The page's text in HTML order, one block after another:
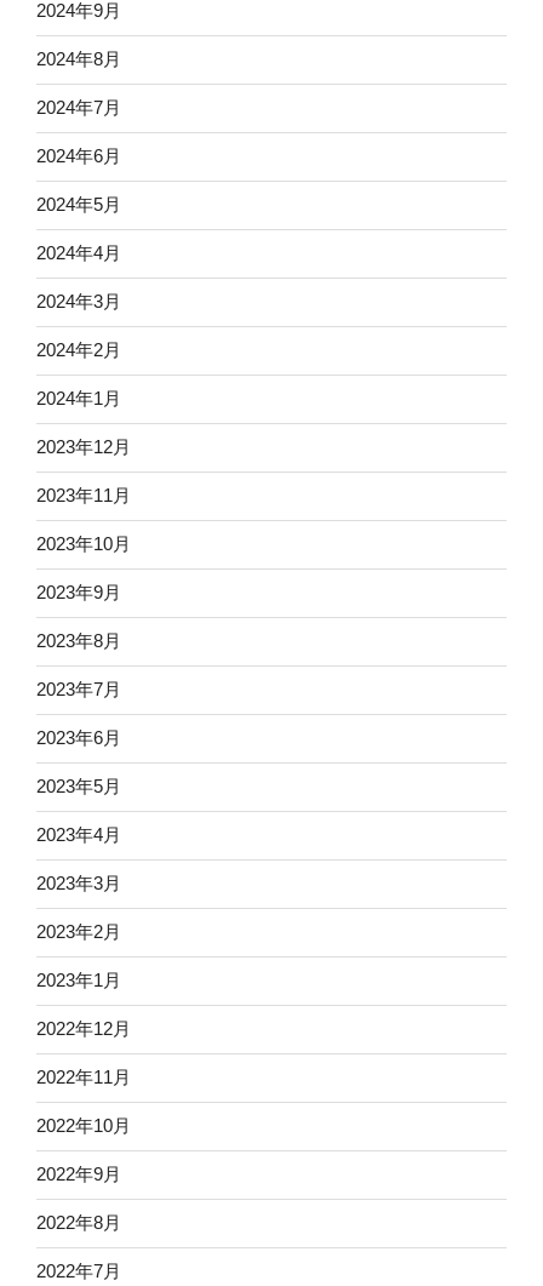
2024年9月
2024年8月
2024年7月
2024年6月
2024年5月
2024年4月
2024年3月
2024年2月
2024年1月
2023年12月
2023年11月
2023年10月
2023年9月
2023年8月
2023年7月
2023年6月
2023年5月
2023年4月
2023年3月
2023年2月
2023年1月
2022年12月
2022年11月
2022年10月
2022年9月
2022年8月
2022年7月